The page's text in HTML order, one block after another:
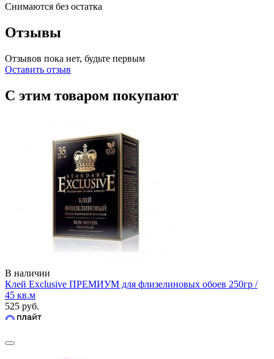
Снимаются без остатка
Отзывы
Отзывов пока нет, будьте первым
Оставить отзыв
С этим товаром покупают
В наличии
Клей Exclusive ПРЕМИУМ для флизелиновых обоев 250гр /
45 кв.м
525 руб.